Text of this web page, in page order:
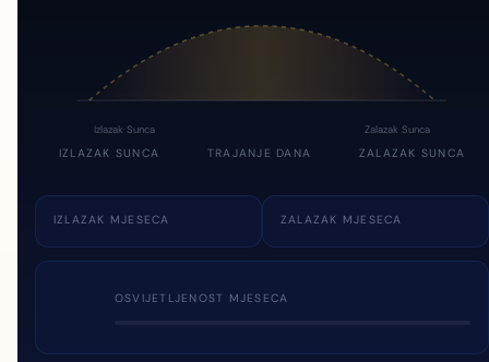
Izlazak Sunca Zalazak Sunca
IZLAZAK SUNCA TRAJANJE DANA ZALAZAK SUNCA
IZLAZAK MJESECA ZALAZAK MJESECA
OSVIJETLJENOST MJESECA